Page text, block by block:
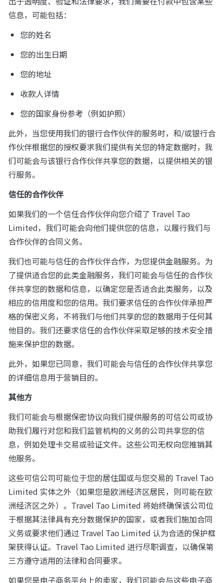
信息，可能包括：
您的姓名
您的出生日期
您的地址
收款人详情
您的国家身份参考（例如护照）
此外，当您使用我们的银行合作伙伴的服务时，和/或银行合
作伙伴根据您的授权要求我们提供有关您的特定数据时，我
们可能会与该银行合作伙伴共享您的数据，以提供相关的银
行服务。
信任的合作伙伴
如果我们的一个信任合作伙伴向您介绍了 Travel Tao
Limited，我们可能会向他们提供您的信息，以履行我们与
合作伙伴的合同义务。
我们也可能与信任的合作伙伴合作，为您提供金融服务。为
了提供适合您的此类金融服务，我们可能会与信任的合作伙
伴共享您的数据和信息，以确定您是否适合此类服务，以及
相应的信用度和您的信用。我们要求信任的合作伙伴承担严
格的保密义务，不将我们与他们共享的您的数据用于任何其
他目的。我们还要求信任的合作伙伴采取足够的技术安全措
施来保护您的数据。
此外，如果您已同意，我们可能会与信任的合作伙伴共享您
的详细信息用于营销目的。
其他方
我们可能会与根据保密协议向我们提供服务的可信公司或协
助我们履行对您和我们监管机构的义务的公司共享您的信
息，例如处理卡交易或验证文件。这些公司无权向您推销其
他服务。
这些可信公司可能位于您的居住国或与您交易的 Travel Tao
Limited 实体之外（如果您是欧洲经济区居民，则可能在欧
洲经济区之外）。Travel Tao Limited 将始终确保该公司位
于根据其法律具有充分数据保护的国家，或者我们施加合同
义务或要求他们通过 Travel Tao Limited 认为合适的保护框
架获得认证。Travel Tao Limited 进行尽职调查，以确保第
三方遵守适用的法律和合同要求。
如果您是电子商务平台上的卖家，我们可能会与这些电子商